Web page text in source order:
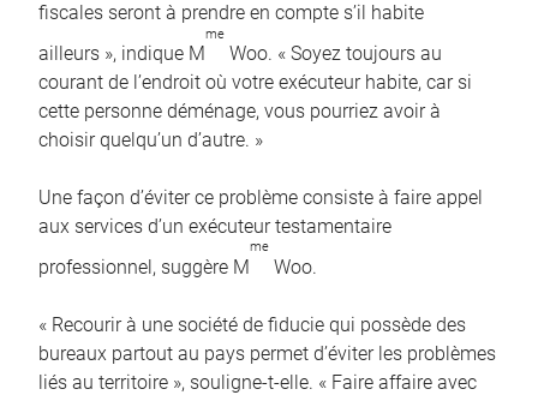
fiscales seront à prendre en compte s’il habite
ailleurs », indique M
me
Woo. « Soyez toujours au
courant de l’endroit où votre exécuteur habite, car si
cette personne déménage, vous pourriez avoir à
choisir quelqu’un d’autre. »
Une façon d’éviter ce problème consiste à faire appel
aux services d’un exécuteur testamentaire
professionnel, suggère M
me
Woo.
« Recourir à une société de fiducie qui possède des
bureaux partout au pays permet d’éviter les problèmes
liés au territoire », souligne-t-elle. « Faire affaire avec